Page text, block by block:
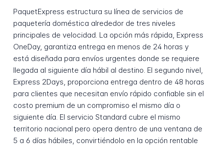
PaquetExpress estructura su línea de servicios de
paquetería doméstica alrededor de tres niveles
principales de velocidad. La opción más rápida, Express
OneDay, garantiza entrega en menos de 24 horas y
está diseñada para envíos urgentes donde se requiere
llegada al siguiente día hábil al destino. El segundo nivel,
Express 2Days, proporciona entrega dentro de 48 horas
para clientes que necesitan envío rápido confiable sin el
costo premium de un compromiso el mismo día o
siguiente día. El servicio Standard cubre el mismo
territorio nacional pero opera dentro de una ventana de
5 a 6 días hábiles, convirtiéndolo en la opción rentable